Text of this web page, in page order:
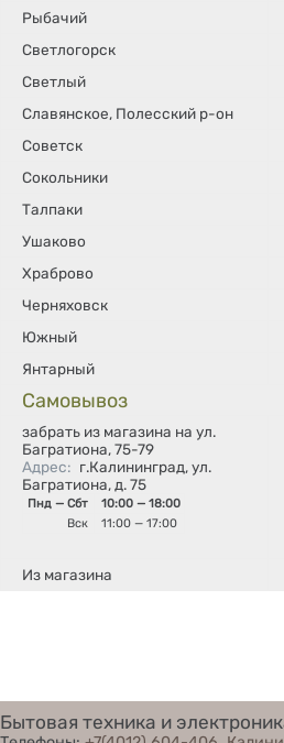
Рыбачий
Светлогорск
Светлый
Славянское, Полесский р-он
Советск
Сокольники
Талпаки
Ушаково
Храброво
Черняховск
Южный
Янтарный
Самовывоз
забрать из магазина на ул.
Багратиона, 75-79
Адрес: г.Калининград, ул.
Багратиона, д. 75
Пнд — Сбт
10:00 — 18:00
Вск
11:00 — 17:00
Из магазина
Бытовая техника и